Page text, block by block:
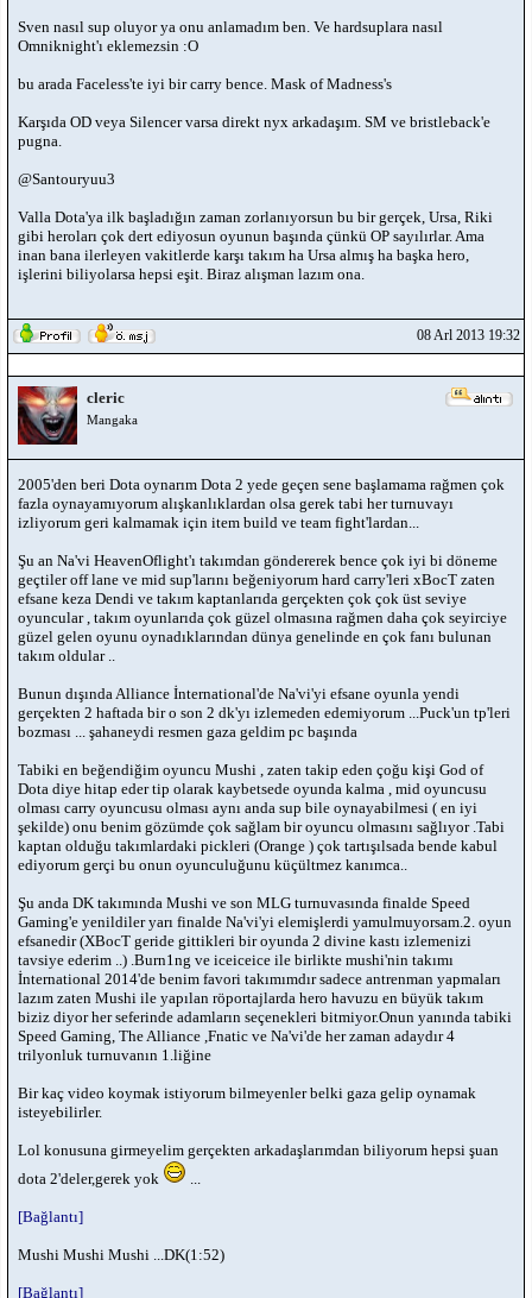
Sven nasıl sup oluyor ya onu anlamadım ben. Ve hardsuplara nasıl
Omniknight'ı eklemezsin :O
bu arada Faceless'te iyi bir carry bence. Mask of Madness's
Karşıda OD veya Silencer varsa direkt nyx arkadaşım. SM ve bristleback'e
pugna.
@Santouryuu3
Valla Dota'ya ilk başladığın zaman zorlanıyorsun bu bir gerçek, Ursa, Riki
gibi heroları çok dert ediyosun oyunun başında çünkü OP sayılırlar. Ama
inan bana ilerleyen vakitlerde karşı takım ha Ursa almış ha başka hero,
işlerini biliyolarsa hepsi eşit. Biraz alışman lazım ona.
08 Arl 2013 19:32
cleric
Mangaka
2005'den beri Dota oynarım Dota 2 yede geçen sene başlamama rağmen çok
fazla oynayamıyorum alışkanlıklardan olsa gerek tabi her turnuvayı
izliyorum geri kalmamak için item build ve team fight'lardan...
Şu an Na'vi HeavenOflight'ı takımdan göndererek bence çok iyi bi döneme
geçtiler off lane ve mid sup'larını beğeniyorum hard carry'leri xBocT zaten
efsane keza Dendi ve takım kaptanlarıda gerçekten çok çok üst seviye
oyuncular , takım oyunlarıda çok güzel olmasına rağmen daha çok seyirciye
güzel gelen oyunu oynadıklarından dünya genelinde en çok fanı bulunan
takım oldular ..
Bunun dışında Alliance İnternational'de Na'vi'yi efsane oyunla yendi
gerçekten 2 haftada bir o son 2 dk'yı izlemeden edemiyorum ...Puck'un tp'leri
bozması ... şahaneydi resmen gaza geldim pc başında
Tabiki en beğendiğim oyuncu Mushi , zaten takip eden çoğu kişi God of
Dota diye hitap eder tip olarak kaybetsede oyunda kalma , mid oyuncusu
olması carry oyuncusu olması aynı anda sup bile oynayabilmesi ( en iyi
şekilde) onu benim gözümde çok sağlam bir oyuncu olmasını sağlıyor .Tabi
kaptan olduğu takımlardaki pickleri (Orange ) çok tartışılsada bende kabul
ediyorum gerçi bu onun oyunculuğunu küçültmez kanımca..
Şu anda DK takımında Mushi ve son MLG turnuvasında finalde Speed
Gaming'e yenildiler yarı finalde Na'vi'yi elemişlerdi yamulmuyorsam.2. oyun
efsanedir (XBocT geride gittikleri bir oyunda 2 divine kastı izlemenizi
tavsiye ederim ..) .Burn1ng ve iceiceice ile birlikte mushi'nin takımı
İnternational 2014'de benim favori takımımdır sadece antrenman yapmaları
lazım zaten Mushi ile yapılan röportajlarda hero havuzu en büyük takım
biziz diyor her seferinde adamların seçenekleri bitmiyor.Onun yanında tabiki
Speed Gaming, The Alliance ,Fnatic ve Na'vi'de her zaman adaydır 4
trilyonluk turnuvanın 1.liğine
Bir kaç video koymak istiyorum bilmeyenler belki gaza gelip oynamak
isteyebilirler.
Lol konusuna girmeyelim gerçekten arkadaşlarımdan biliyorum hepsi şuan
dota 2'deler,gerek yok
...
[Bağlantı]
Mushi Mushi Mushi ...DK(1:52)
[Bağlantı]